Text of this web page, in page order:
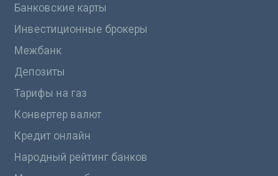
Банковские карты
Инвестиционные брокеры
Межбанк
Депозиты
Тарифы на газ
Конвертер валют
Кредит онлайн
Народный рейтинг банков